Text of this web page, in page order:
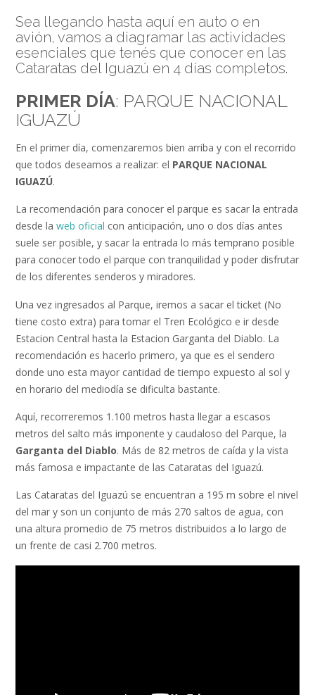
Sea llegando hasta aquí en auto o en
avión, vamos a diagramar las actividades
esenciales que tenés que conocer en las
Cataratas del Iguazú en 4 días completos.
PRIMER DÍA: PARQUE NACIONAL
IGUAZÚ
En el primer día, comenzaremos bien arriba y con el recorrido
que todos deseamos a realizar: el PARQUE NACIONAL
IGUAZÚ.
La recomendación para conocer el parque es sacar la entrada
desde la web oficial con anticipación, uno o dos días antes
suele ser posible, y sacar la entrada lo más temprano posible
para conocer todo el parque con tranquilidad y poder disfrutar
de los diferentes senderos y miradores.
Una vez ingresados al Parque, iremos a sacar el ticket (No
tiene costo extra) para tomar el Tren Ecológico e ir desde
Estacion Central hasta la Estacion Garganta del Diablo. La
recomendación es hacerlo primero, ya que es el sendero
donde uno esta mayor cantidad de tiempo expuesto al sol y
en horario del mediodía se dificulta bastante.
Aquí, recorreremos 1.100 metros hasta llegar a escasos
metros del salto más imponente y caudaloso del Parque, la
Garganta del Diablo. Más de 82 metros de caída y la vista
más famosa e impactante de las Cataratas del Iguazú.
Las Cataratas del Iguazú se encuentran a 195 m sobre el nivel
del mar y son un conjunto de más 270 saltos de agua, con
una altura promedio de 75 metros distribuidos a lo largo de
un frente de casi 2.700 metros.